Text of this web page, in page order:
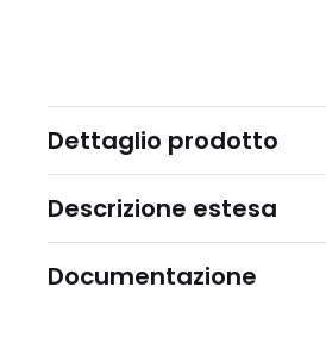
Dettaglio prodotto
Descrizione estesa
Documentazione